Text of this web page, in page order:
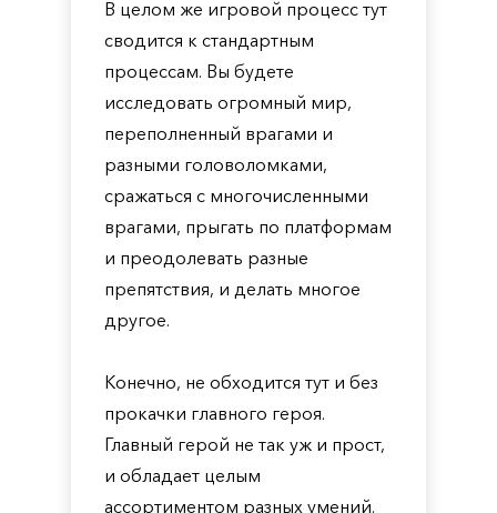
В целом же игровой процесс тут
сводится к стандартным
процессам. Вы будете
исследовать огромный мир,
переполненный врагами и
разными головоломками,
сражаться с многочисленными
врагами, прыгать по платформам
и преодолевать разные
препятствия, и делать многое
другое.
Конечно, не обходится тут и без
прокачки главного героя.
Главный герой не так уж и прост,
и обладает целым
ассортиментом разных умений.